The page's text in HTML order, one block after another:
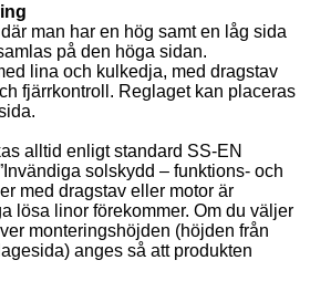
man har en hög samt en låg sida
på den höga sidan.
lina och kulkedja, med dragstav
fjärrkontroll. Reglaget kan placeras
alltid enligt standard SS-EN
solskydd – funktions- och
med dragstav eller motor är
lösa linor förekommer. Om du väljer
monteringshöjden (höjden från
anges så att produkten